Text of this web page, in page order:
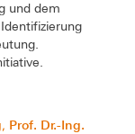
und dem
, Prof. Dr.-Ing.